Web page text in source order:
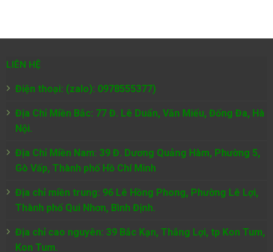
LIÊN HỆ
Điện thoại: (zalo): 0978555377)
Địa Chỉ Miền Bắc: 77 Đ. Lê Duẩn, Văn Miếu, Đống Đa, Hà
Nội.
Địa Chỉ Miền Nam: 39 Đ. Dương Quảng Hàm, Phường 5,
Gò Vấp, Thành phố Hồ Chí Minh
Địa chỉ miền trung: 96 Lê Hồng Phong, Phường Lê Lợi,
Thành phố Qui Nhơn, Bình Định.
Địa chỉ cao nguyên: 39 Bắc Kạn, Thắng Lợi, tp Kon Tum,
Kon Tum.